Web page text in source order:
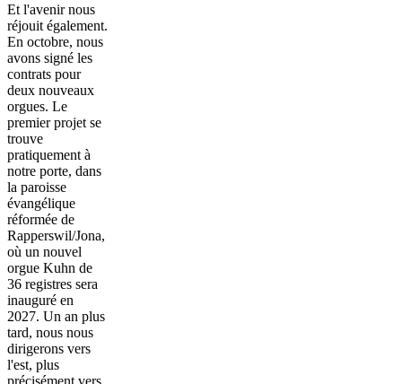
Et l'avenir nous
réjouit également.
En octobre, nous
avons signé les
contrats pour
deux nouveaux
orgues. Le
premier projet se
trouve
pratiquement à
notre porte, dans
la paroisse
évangélique
réformée de
Rapperswil/Jona,
où un nouvel
orgue Kuhn de
36 registres sera
inauguré en
2027. Un an plus
tard, nous nous
dirigerons vers
l'est, plus
précisément vers